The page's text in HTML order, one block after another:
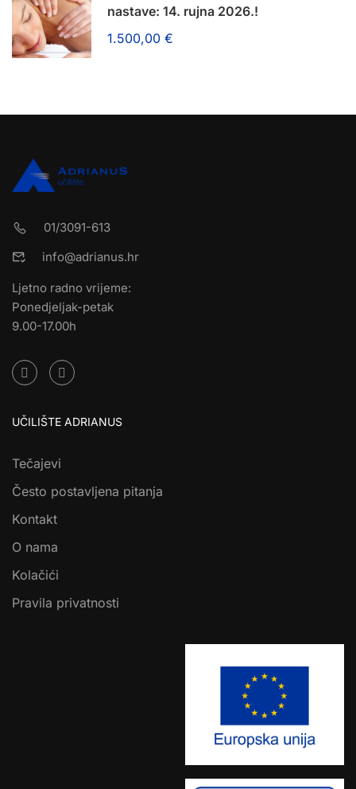
nastave: 14. rujna 2026.!
1.500,00 €
01/3091-613
info@adrianus.hr
Ljetno radno vrijeme:
Ponedjeljak-petak
9.00-17.00h
UČILIŠTE ADRIANUS
Tečajevi
Često postavljena pitanja
Kontakt
O nama
Kolačići
Pravila privatnosti